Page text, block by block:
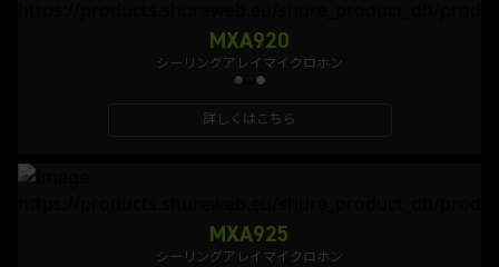
MXA920
シーリングアレイマイクロホン
詳しくはこちら
MXA925
シーリングアレイマイクロホン